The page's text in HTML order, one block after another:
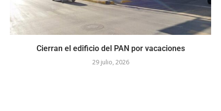
Cierran el edificio del PAN por vacaciones
29 julio, 2026